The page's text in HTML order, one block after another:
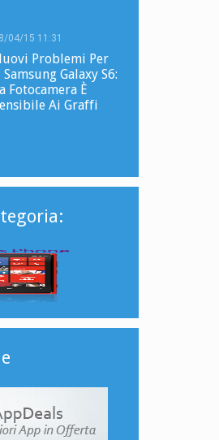
04/15 11:31
Problemi Per
Galaxy S6:
Fotocamera È
Ai Graffi